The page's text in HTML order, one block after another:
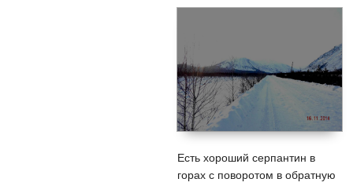
Есть хороший серпантин в
горах с поворотом в обратную